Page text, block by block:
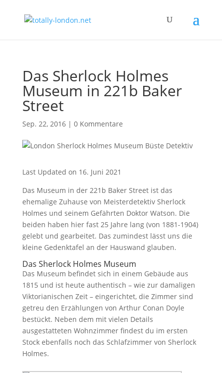
Das Sherlock Holmes
Museum in 221b Baker
Street
Sep. 22, 2016| 0 Kommentare
Last Updated on 16. Juni 2021
Das Museum in der 221b Baker Street ist das
ehemalige Zuhause von Meisterdetektiv Sherlock
Holmes und seinem Gefährten Doktor Watson. Die
beiden haben hier fast 25 Jahre lang (von 1881-1904)
gelebt und gearbeitet. Das zumindest lässt uns die
kleine Gedenktafel an der Hauswand glauben.
Das Sherlock Holmes Museum
Das Museum befindet sich in einem Gebäude aus
1815 und ist heute authentisch – wie zur damaligen
Viktorianischen Zeit – eingerichtet, die Zimmer sind
getreu den Erzählungen von Arthur Conan Doyle
bestückt. Neben dem mit vielen Details
ausgestatteten Wohnzimmer findest du im ersten
Stock ebenfalls noch das Schlafzimmer von Sherlock
Holmes.